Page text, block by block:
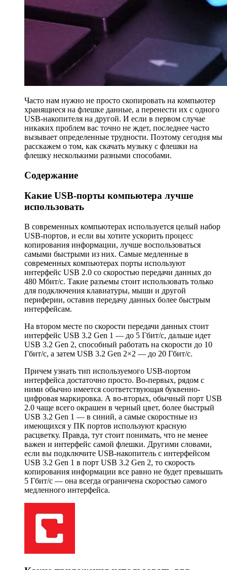
Часто нам нужно не просто скопировать на компьютер
хранящиеся на флешке данные, а перенести их с одного
USB-накопителя на другой. И если в первом случае
никаких проблем вас точно не ждет, последнее часто
вызывает определенные трудности. Поэтому сегодня мы
расскажем о том, как скачать музыку с флешки на
флешку несколькими разными способами.
Содержание
Какие USB-порты компьютера лучше
использовать
В современных компьютерах используется целый набор
USB-портов, и если вы хотите ускорить процесс
копирования информации, лучше воспользоваться
самыми быстрыми из них. Самые медленные в
современных компьютерах порты используют
интерфейс USB 2.0 со скоростью передачи данных до
480 Мбит/с. Такие разъемы стоит использовать только
для подключения клавиатуры, мыши и другой
периферии, оставив передачу данных более быстрым
интерфейсам.
На втором месте по скорости передачи данных стоит
интерфейс USB 3.2 Gen 1 — до 5 Гбит/с, дальше идет
USB 3.2 Gen 2, способный работать на скорости до 10
Гбит/с, а затем USB 3.2 Gen 2×2 — до 20 Гбит/с.
Причем узнать тип используемого USB-портом
интерфейса достаточно просто. Во-первых, рядом с
ними обычно имеется соответствующая буквенно-
цифровая маркировка. А во-вторых, обычный порт USB
2.0 чаще всего окрашен в черный цвет, более быстрый
USB 3.2 Gen 1 — в синий, а самые скоростные из
имеющихся у ПК портов используют красную
расцветку. Правда, тут стоит понимать, что не менее
важен и интерфейс самой флешки. Другими словами,
если вы подключите USB-накопитель с интерфейсом
USB 3.2 Gen 1 в порт USB 3.2 Gen 2, то скорость
копирования информации все равно не будет превышать
5 Гбит/с — она всегда ограничена скоростью самого
медленного интерфейса.